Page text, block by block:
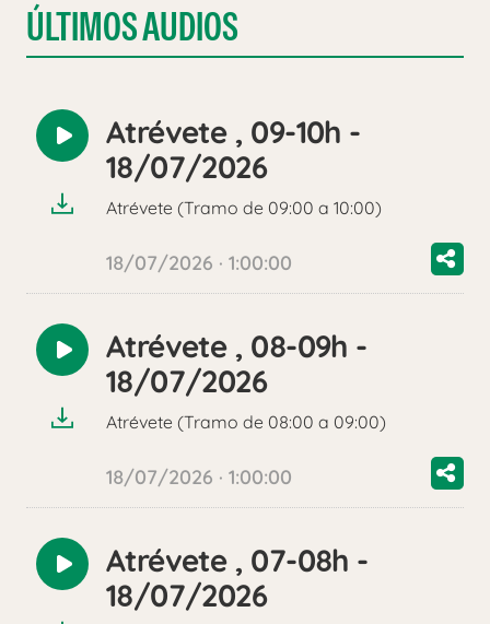
ÚLTIMOS AUDIOS
Reproducir
audio
Atrévete , 09-10h -
18/07/2026
Atrévete (Tramo de 09:00 a 10:00)
18/07/2026 · 1:00:00
Reproducir
audio
Atrévete , 08-09h -
18/07/2026
Atrévete (Tramo de 08:00 a 09:00)
18/07/2026 · 1:00:00
Reproducir
audio
Atrévete , 07-08h -
18/07/2026